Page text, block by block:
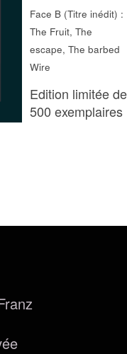
Face B (Titre inédit) :
The Fruit, The
escape, The barbed
Wire
Edition limitée de
500 exemplaires